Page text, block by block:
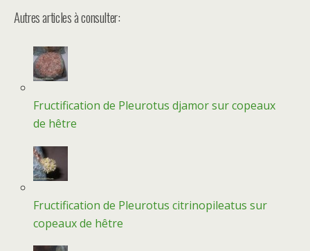
Autres articles à consulter:
Fructification de Pleurotus djamor sur copeaux
de hêtre
Fructification de Pleurotus citrinopileatus sur
copeaux de hêtre